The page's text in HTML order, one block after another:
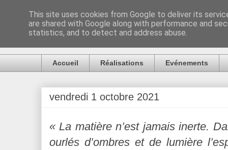
Artiste Auck
Accueil Réalisations Evénements
vendredi 1 octobre 2021
« La matière n’est jamais inerte.
ourlés d’ombres et de lumière
This site uses cookies from Google to deliver its
are shared with Google along with performance and
statistics, and to detect and address abuse.